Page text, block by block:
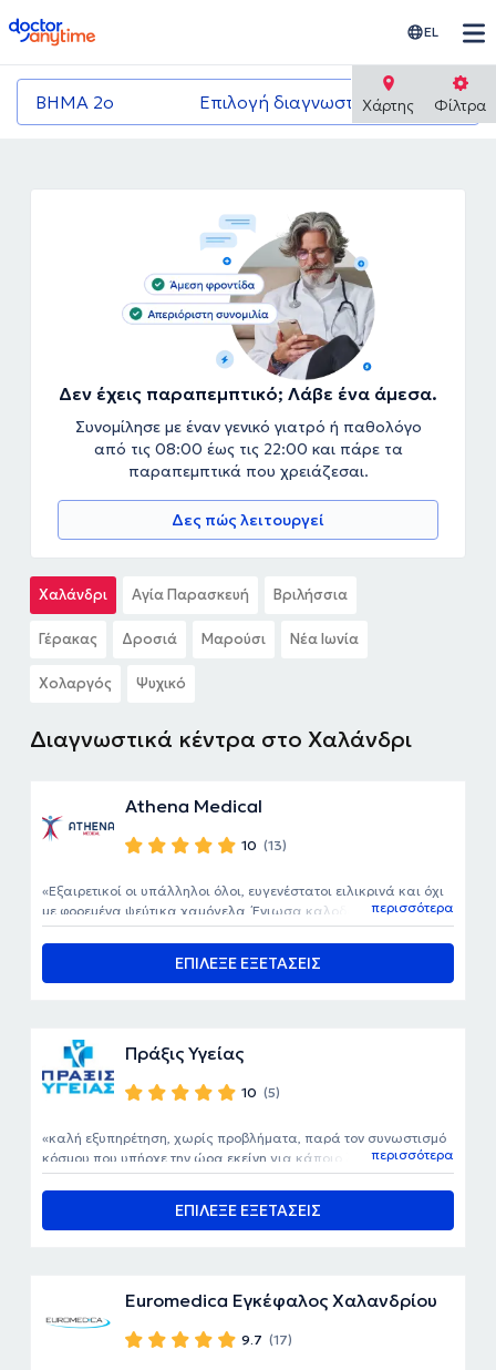
doctoranytime EL
ΒΗΜΑ 2ο Επιλογή διαγνωστικού κέντρου
Χάρτης Φίλτρα
Δεν έχεις παραπεμπτικό; Λάβε ένα άμεσα.
Συνομίλησε με έναν γενικό γιατρό ή παθολόγο
από τις 08:00 έως τις 22:00 και πάρε τα
παραπεμπτικά που χρειάζεσαι.
Δες πώς λειτουργεί
Χαλάνδρι Αγία Παρασκευή Βριλήσσια
Γέρακας Δροσιά Μαρούσι Νέα Ιωνία
Χολαργός Ψυχικό
Διαγνωστικά κέντρα στο Χαλάνδρι
Athena Medical
10 (13)
ΕΠΙΛΕΞΕ ΕΞΕΤΑΣΕΙΣ
Εξαιρετικοί οι υπάλληλοι όλοι, ευγενέστατοι ειλικρινά και όχι
με φορεμένα ψεύτικα χαμόγελα. Ένιωσα καλοδεχούμενη.περισσότερα
Πράξις Υγείας
10 (5)
ΕΠΙΛΕΞΕ ΕΞΕΤΑΣΕΙΣ
καλή εξυπηρέτηση, χωρίς προβλήματα, παρά τον συνωστισμό
κόσμου που υπήρχε την ώρα εκείνη για κάποιο λόγοπερισσότερα
Euromedica Εγκέφαλος Χαλανδρίου
9.7 (17)